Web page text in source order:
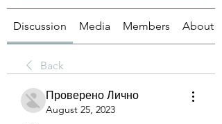
Discussion Media Members About
Back
Проверено Лично
August 25, 2023